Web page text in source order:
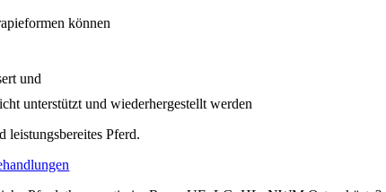
können
und
unterstützt und wiederhergestellt werden
leistungsbereites Pferd.